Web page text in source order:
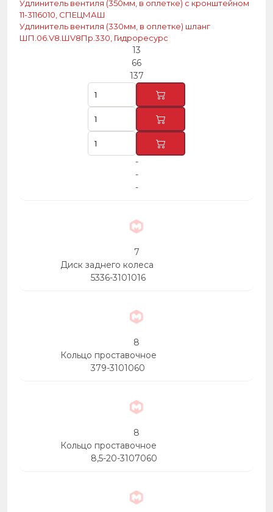
Удлинитель вентиля (350мм, в оплетке) с кронштейном
11-3116010, СПЕЦМАШ
Удлинитель вентиля (330мм, в оплетке) шланг
ШП.06.V8.ШV8Пр.330, Гидроресурс
13
66
137
-
-
-
7
Диск заднего колеса
5336-3101016
8
Кольцо проставочное
379-3101060
8
Кольцо проставочное
8,5-20-3107060